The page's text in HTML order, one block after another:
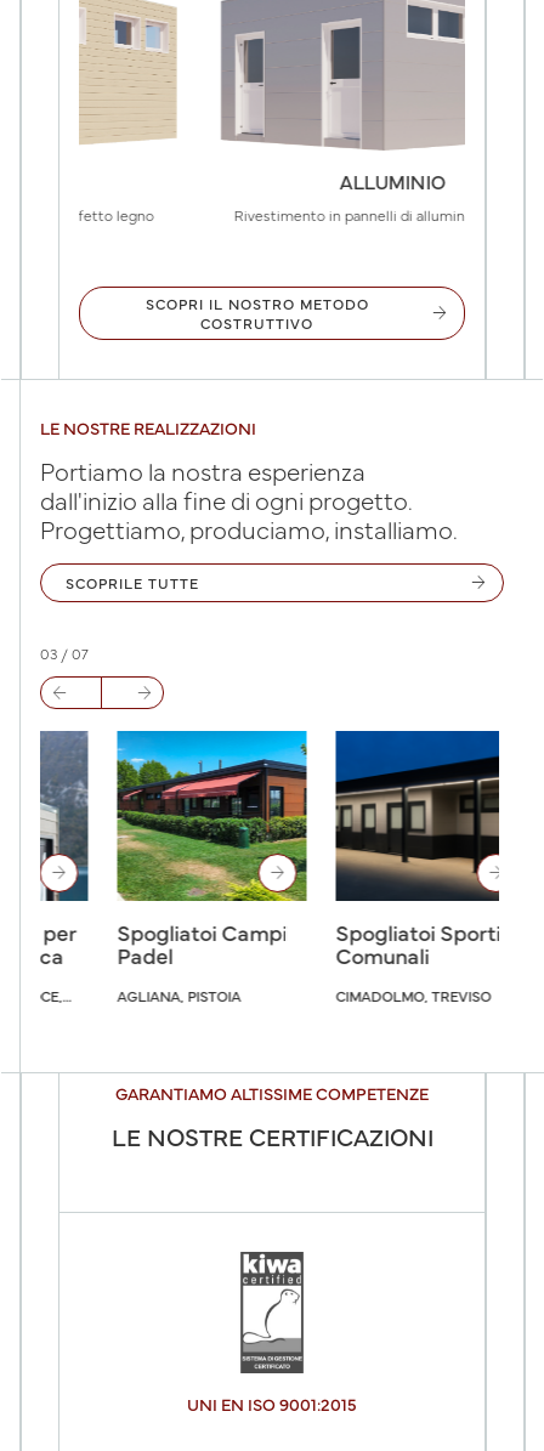
Rivestimento in pannelli di alluminio coibentati
SCOPRI IL NOSTRO METODO
COSTRUTTIVO
arrow_forward
Spogliatoi Campi
Padel
AGLIANA, PISTOIA
arrow_forward
Spogliatoi Sportivi
Comunali
CIMADOLMO, TREVISO
arrow_forward
Show
PORTO
LE NOSTRE REALIZZAZIONI
Portiamo la nostra esperienza
dall'inizio alla fine di ogni progetto.
Progettiamo, produciamo, installiamo.
SCOPRILE TUTTE arrow_forward
03 /07
arrow_back arrow_forward
GARANTIAMO ALTISSIME COMPETENZE
LE NOSTRE CERTIFICAZIONI
UNI EN ISO 9001:2015